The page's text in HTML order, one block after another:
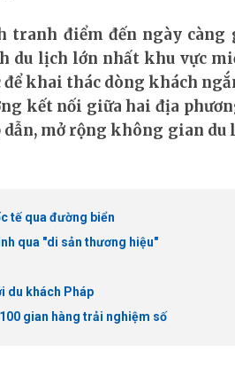
tranh điểm đến ngày
lịch lớn nhất khu vực
khai thác dòng khách
kết nối giữa hai địa
mở rộng không gian du
tế qua đường biển
qua "di sản thương hiệu"
du khách Pháp
gian hàng trải nghiệm số